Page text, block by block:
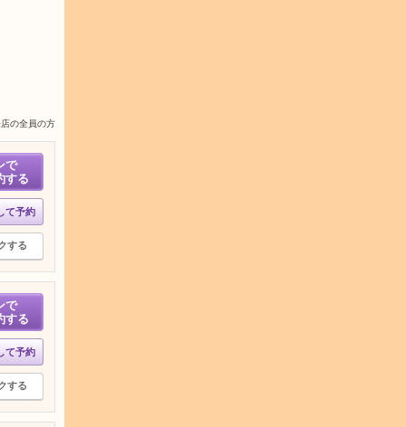
の全員の方
で
する
て予約
する
で
する
て予約
する